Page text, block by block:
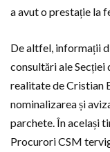
a avut o prestație la
De altfel, informații
consultări ale
realitate de Cristian
nominalizarea și
parchete. În același
Procurori CSM